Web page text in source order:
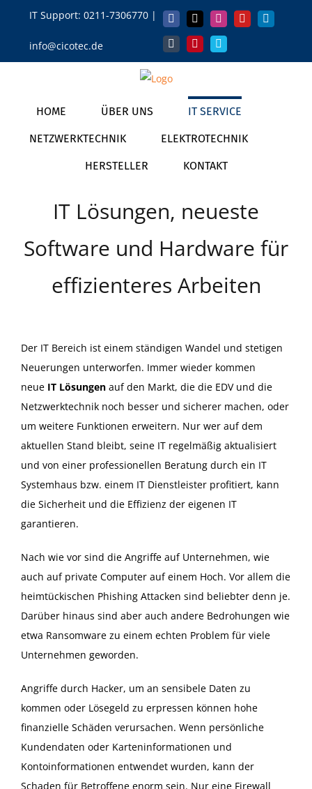
springen
IT Support: 0211-7306770|
info@cicotec.de
Facebook
X InstagramYouTubeLinkedIn
TumblrPinterestVimeo
HOME ÜBER UNS IT SERVICE
NETZWERKTECHNIK ELEKTROTECHNIK
HERSTELLER KONTAKT
IT Lösungen, neueste
Software und Hardware für
effizienteres Arbeiten
Der IT Bereich ist einem ständigen Wandel und stetigen
Neuerungen unterworfen. Immer wieder kommen
neue IT Lösungen auf den Markt, die die EDV und die
Netzwerktechnik noch besser und sicherer machen, oder
um weitere Funktionen erweitern. Nur wer auf dem
aktuellen Stand bleibt, seine IT regelmäßig aktualisiert
und von einer professionellen Beratung durch ein IT
Systemhaus bzw. einem IT Dienstleister profitiert, kann
die Sicherheit und die Effizienz der eigenen IT
garantieren.
Nach wie vor sind die Angriffe auf Unternehmen, wie
auch auf private Computer auf einem Hoch. Vor allem die
heimtückischen Phishing Attacken sind beliebter denn je.
Darüber hinaus sind aber auch andere Bedrohungen wie
etwa Ransomware zu einem echten Problem für viele
Unternehmen geworden.
Angriffe durch Hacker, um an sensibele Daten zu
kommen oder Lösegeld zu erpressen können hohe
finanzielle Schäden verursachen. Wenn persönliche
Kundendaten oder Karteninformationen und
Kontoinformationen entwendet wurden, kann der
Schaden für Betroffene enorm sein. Nur eine Firewall